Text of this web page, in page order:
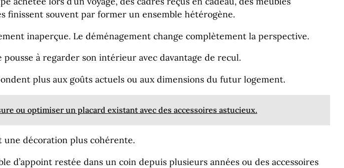
finissent souvent par former un ensemble hétérogène.
inaperçue. Le déménagement change complètement la perspective.
à regarder son intérieur avec davantage de recul.
plus aux goûts actuels ou aux dimensions du futur logement.
ou optimiser un placard existant avec des accessoires astucieux.
décoration plus cohérente.
restée dans un coin depuis plusieurs années ou des accessoires